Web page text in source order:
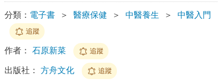
分類： 電子書 ＞ 醫療保健 ＞ 中醫養生 ＞ 中醫入門
追蹤
作者： 石原新菜 追蹤
出版社： 方舟文化 追蹤